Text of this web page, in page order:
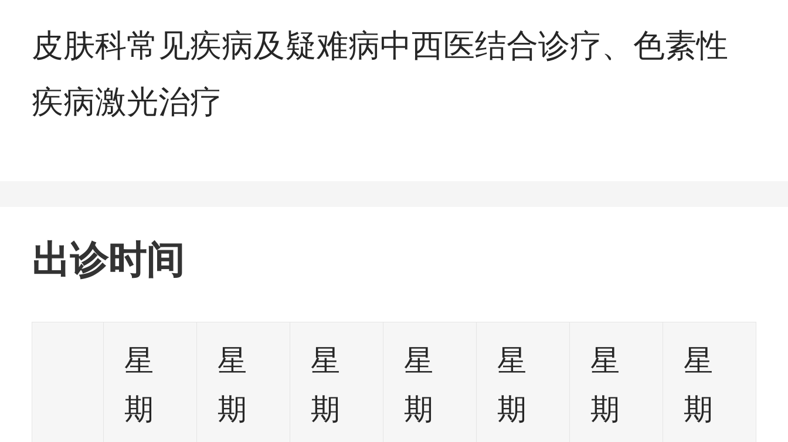
皮肤科常见疾病及疑难病中西医结合诊疗、色素性
疾病激光治疗
出诊时间
星
期
星
期
星
期
星
期
星
期
星
期
星
期